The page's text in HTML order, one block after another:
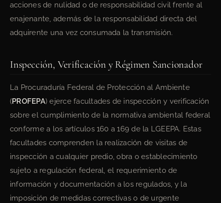
acciones de nulidad o de responsabilidad civil frente al
enajenante, además de la responsabilidad directa del
adquirente una vez consumada la transmisión.
Inspección, Verificación y Régimen Sancionador
La Procuraduría Federal de Protección al Ambiente
(PROFEPA) ejerce facultades de inspección y verificación
sobre el cumplimiento de la normativa ambiental federal
conforme a los artículos 160 a 169 de la LGEEPA. Estas
facultades comprenden la realización de visitas de
inspección a cualquier predio, obra o establecimiento
sujeto a regulación federal, el requerimiento de
información y documentación a los regulados, y la
imposición de medidas correctivas o de urgente